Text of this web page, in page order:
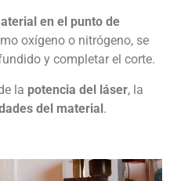
en el punto de
oxígeno o nitrógeno, se
y completar el corte.
la potencia del láser, la
del material.